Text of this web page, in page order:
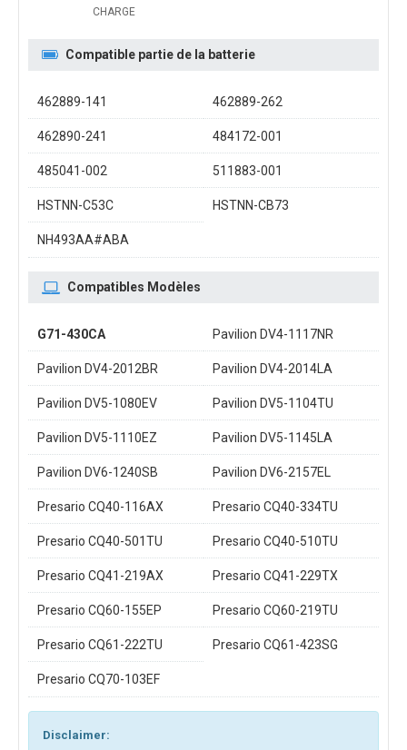
CHARGE
Compatible partie de la batterie
462889-141 462889-262
462890-241 484172-001
485041-002 511883-001
HSTNN-C53C HSTNN-CB73
NH493AA#ABA
Compatibles Modèles
G71-430CA Pavilion DV4-1117NR
Pavilion DV4-2012BR Pavilion DV4-2014LA
Pavilion DV5-1080EV Pavilion DV5-1104TU
Pavilion DV5-1110EZ Pavilion DV5-1145LA
Pavilion DV6-1240SB Pavilion DV6-2157EL
Presario CQ40-116AX Presario CQ40-334TU
Presario CQ40-501TU Presario CQ40-510TU
Presario CQ41-219AX Presario CQ41-229TX
Presario CQ60-155EP Presario CQ60-219TU
Presario CQ61-222TU Presario CQ61-423SG
Presario CQ70-103EF
Disclaimer: